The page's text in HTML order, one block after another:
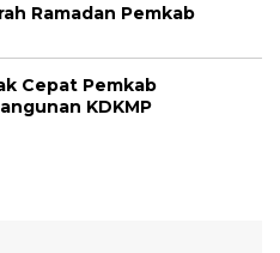
Ramadan Pemkab
Cepat Pemkab
KDKMP